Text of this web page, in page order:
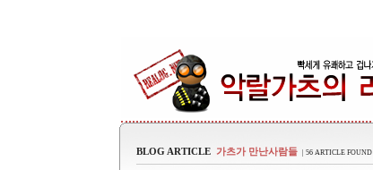
BLOG ARTICLE 가츠가 만난사람들 | 56 ARTICLE FOUND